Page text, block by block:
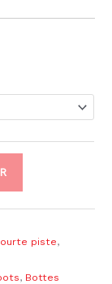
piste,
, Bottes